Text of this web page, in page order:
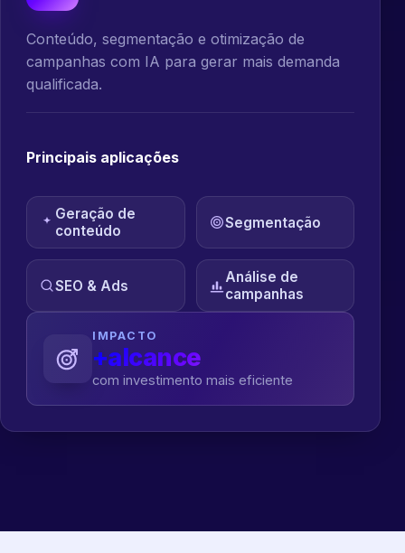
Conteúdo, segmentação e otimização de
campanhas com IA para gerar mais demanda
qualificada.
Principais aplicações
Geração de
conteúdo
Segmentação
SEO & Ads
Análise de
campanhas
IMPACTO
+alcance
com investimento mais eficiente